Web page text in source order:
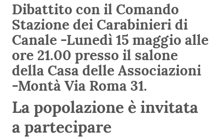
Dibattito con il Comando
Stazione dei Carabinieri di
Canale -Lunedì 15 maggio alle
ore 21.00 presso il salone
della Casa delle Associazioni
-Montà Via Roma 31.
La popolazione è invitata
a partecipare